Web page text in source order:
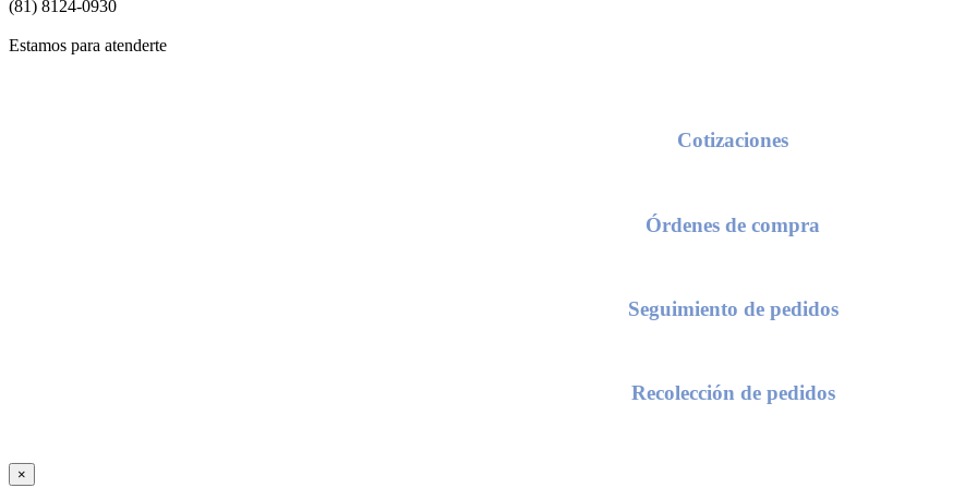
(81) 8124-0930
Estamos para atenderte
Cotizaciones
Órdenes de compra
Seguimiento de pedidos
Recolección de pedidos
×